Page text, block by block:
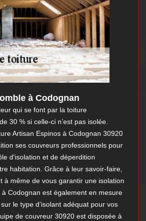
à Codognan
qui se font par la toiture
30 % si celle-ci n’est pas isolée.
Artisan Espinos à Codognan 30920
ses couvreurs professionnels pour
d'isolation et de déperdition
habitation. Grâce à leur savoir-faire,
à même de vous garantir une isolation
Codognan est également en mesure
le type d’isolant adéquat pour vos
de couvreur 30920 est disposée à